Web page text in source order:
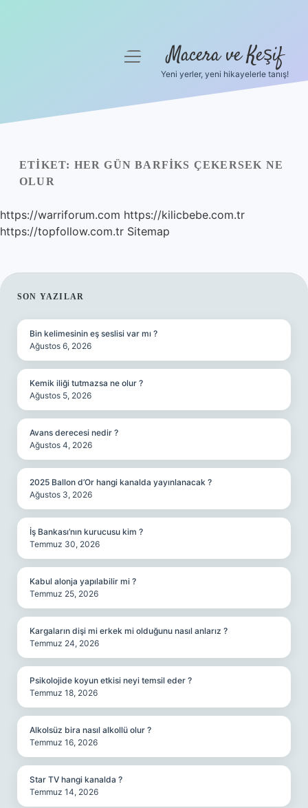
Yasal Uyarı
menüyüMacera ve Keşif
Yeni yerler, yeni hikayelerle tanış!
ETIKET: HER GÜN BARFIKS ÇEKERSEK NE
OLUR
https://warriforum.com https://kilicbebe.com.tr
https://topfollow.com.tr Sitemap
SIDEBAR
SON YAZILAR
Bin kelimesinin eş seslisi var mı ?
Ağustos 6, 2026
Kemik iliği tutmazsa ne olur ?
Ağustos 5, 2026
Avans derecesi nedir ?
Ağustos 4, 2026
2025 Ballon d’Or hangi kanalda yayınlanacak ?
Ağustos 3, 2026
İş Bankası’nın kurucusu kim ?
Temmuz 30, 2026
Kabul alonja yapılabilir mi ?
Temmuz 25, 2026
Kargaların dişi mi erkek mi olduğunu nasıl anlarız ?
Temmuz 24, 2026
Psikolojide koyun etkisi neyi temsil eder ?
Temmuz 18, 2026
Alkolsüz bira nasıl alkollü olur ?
Temmuz 16, 2026
Star TV hangi kanalda ?
Temmuz 14, 2026